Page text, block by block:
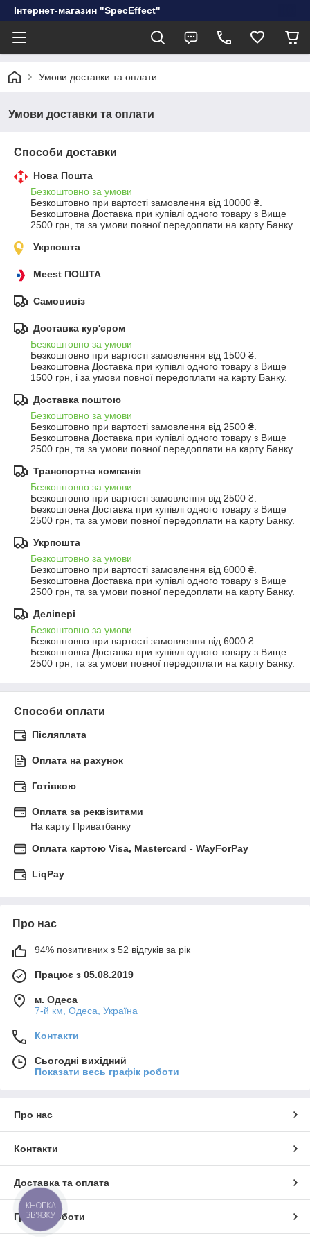
Інтернет-магазин "SpecEffect"
Умови доставки та оплати
Умови доставки та оплати
Способи доставки
Нова Пошта
Безкоштовно за умови
Безкоштовно при вартості замовлення від 10000 ₴.
Безкоштовна Доставка при купівлі одного товару з Вище
2500 грн, та за умови повної передоплати на карту Банку.
Укрпошта
Meest ПОШТА
Самовивіз
Доставка кур'єром
Безкоштовно за умови
Безкоштовно при вартості замовлення від 1500 ₴.
Безкоштовна Доставка при купівлі одного товару з Вище
1500 грн, і за умови повної передоплати на карту Банку.
Доставка поштою
Безкоштовно за умови
Безкоштовно при вартості замовлення від 2500 ₴.
Безкоштовна Доставка при купівлі одного товару з Вище
2500 грн, та за умови повної передоплати на карту Банку.
Транспортна компанія
Безкоштовно за умови
Безкоштовно при вартості замовлення від 2500 ₴.
Безкоштовна Доставка при купівлі одного товару з Вище
2500 грн, та за умови повної передоплати на карту Банку.
Укрпошта
Безкоштовно за умови
Безкоштовно при вартості замовлення від 6000 ₴.
Безкоштовна Доставка при купівлі одного товару з Вище
2500 грн, та за умови повної передоплати на карту Банку.
Делівері
Безкоштовно за умови
Безкоштовно при вартості замовлення від 6000 ₴.
Безкоштовна Доставка при купівлі одного товару з Вище
2500 грн, та за умови повної передоплати на карту Банку.
Способи оплати
Післяплата
Оплата на рахунок
Готівкою
Оплата за реквізитами
На карту Приватбанку
Оплата картою Visa, Mastercard - WayForPay
LiqPay
Про нас
94% позитивних з 52 відгуків за рік
Працює з 05.08.2019
м. Одеса
7-й км, Одеса, Україна
Контакти
Сьогодні вихідний
Показати весь графік роботи
Про нас
Контакти
Доставка та оплата
Графік роботи
КНОПКА
ЗВ'ЯЗКУ